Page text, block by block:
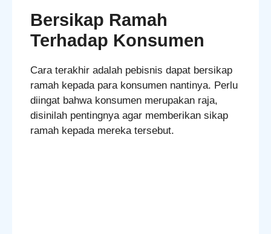
Bersikap Ramah
Terhadap Konsumen
Cara terakhir adalah pebisnis dapat bersikap
ramah kepada para konsumen nantinya. Perlu
diingat bahwa konsumen merupakan raja,
disinilah pentingnya agar memberikan sikap
ramah kepada mereka tersebut.